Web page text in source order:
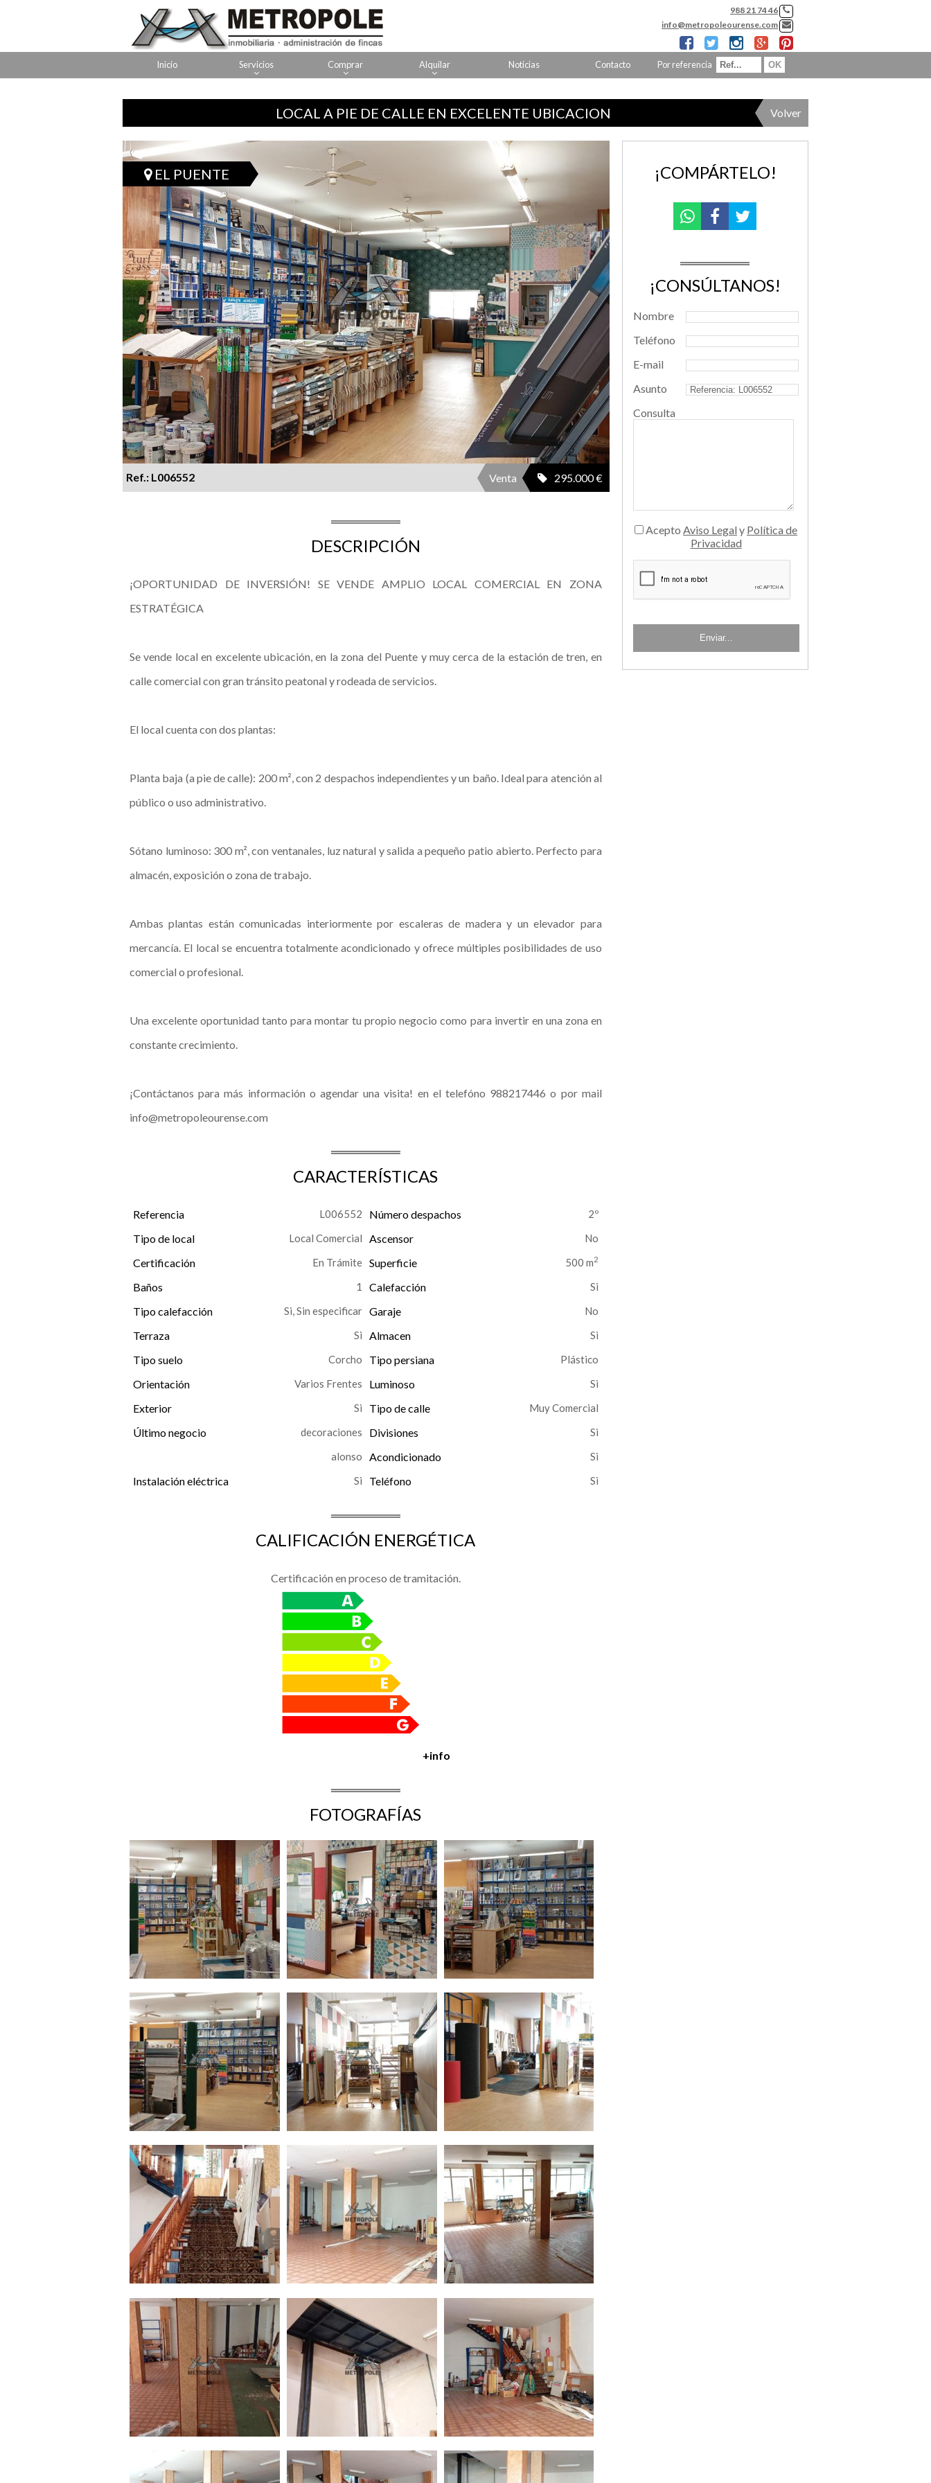
988 21 74 46
info@metropoleourense.com
Inicio Servicios Comprar Alquilar Noticias Contacto Por referencia
LOCAL A PIE DE CALLE EN EXCELENTE UBICACION Volver
EL PUENTE
Ref.: L006552 Venta 295.000 €
DESCRIPCIÓN
¡OPORTUNIDAD DE INVERSIÓN! SE VENDE AMPLIO LOCAL COMERCIAL EN ZONA
ESTRATÉGICA
Se vende local en excelente ubicación, en la zona del Puente y muy cerca de la estación de tren, en
calle comercial con gran tránsito peatonal y rodeada de servicios.
El local cuenta con dos plantas:
Planta baja (a pie de calle): 200 m², con 2 despachos independientes y un baño. Ideal para atención al
público o uso administrativo.
Sótano luminoso: 300 m², con ventanales, luz natural y salida a pequeño patio abierto. Perfecto para
almacén, exposición o zona de trabajo.
Ambas plantas están comunicadas interiormente por escaleras de madera y un elevador para
mercancía. El local se encuentra totalmente acondicionado y ofrece múltiples posibilidades de uso
comercial o profesional.
Una excelente oportunidad tanto para montar tu propio negocio como para invertir en una zona en
constante crecimiento.
¡Contáctanos para más información o agendar una visita! en el telefóno 988217446 o por mail
info@metropoleourense.com
CARACTERÍSTICAS
Referencia L006552 Número despachos 2º
Tipo de local Local Comercial Ascensor No
Certificación En Trámite Superficie 500 m2
Baños 1
Calefacción
Tipo calefacción
Si, Sin especificar Garaje
Terraza
Almacen
Tipo suelo
Corcho Tipo persiana Plástico
Orientación Varios Frentes
Luminoso
Exterior
Tipo de calle Muy Comercial
Último negocio
decoraciones
alonso
Divisiones
Acondicionado
Instalación eléctrica
Teléfono
CALIFICACIÓN ENERGÉTICA
Certificación en proceso de tramitación.
+info
FOTOGRAFÍAS
¡COMPÁRTELO!
¡CONSÚLTANOS!
Nombre
Teléfono
E-mail
Asunto
Consulta
Acepto Aviso Legal y Política de
Privacidad